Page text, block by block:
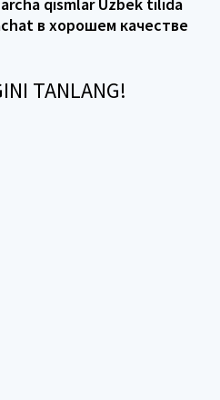
в хорошем качестве
TANLANG!